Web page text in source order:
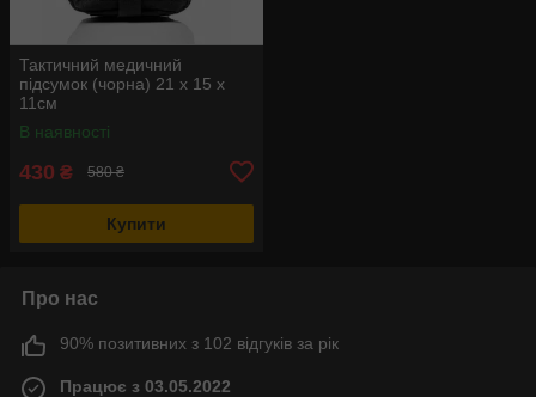
Тактичний медичний
підсумок (чорна) 21 х 15 х
11см
В наявності
430 ₴ 580 ₴
Купити
Про нас
90% позитивних з 102 відгуків за рік
Працює з 03.05.2022